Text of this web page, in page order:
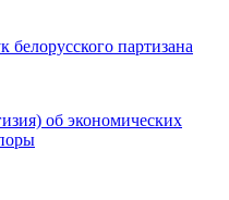
партизана
об экономических